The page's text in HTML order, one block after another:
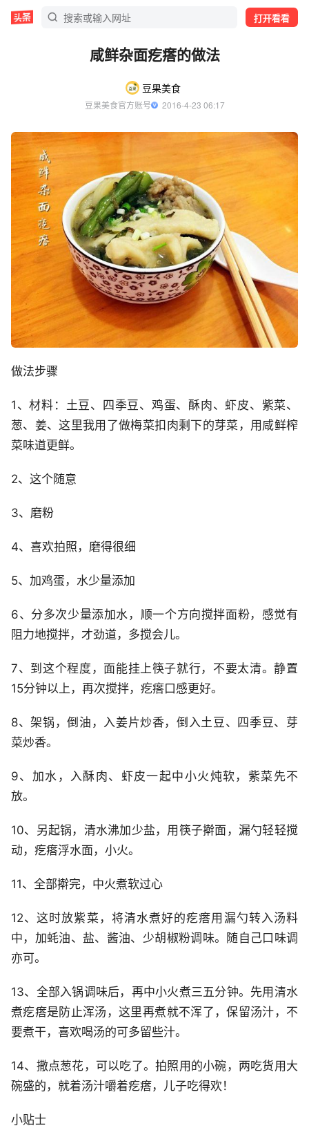
打开看看
咸鲜杂面疙瘩的做法
豆果美食
豆果美食官方账号
  2016-4-23 06:17
做法步骤
1、材料：土豆、四季豆、鸡蛋、酥肉、虾皮、紫菜、
葱、姜、这里我用了做梅菜扣肉剩下的芽菜，用咸鲜榨
菜味道更鲜。
2、这个随意
3、磨粉
4、喜欢拍照，磨得很细
5、加鸡蛋，水少量添加
6、分多次少量添加水，顺一个方向搅拌面粉，感觉有
阻力地搅拌，才劲道，多搅会儿。
7、到这个程度，面能挂上筷子就行，不要太清。静置
15分钟以上，再次搅拌，疙瘩口感更好。
8、架锅，倒油，入姜片炒香，倒入土豆、四季豆、芽
菜炒香。
9、加水，入酥肉、虾皮一起中小火炖软，紫菜先不
放。
10、另起锅，清水沸加少盐，用筷子擀面，漏勺轻轻搅
动，疙瘩浮水面，小火。
11、全部擀完，中火煮软过心
12、这时放紫菜，将清水煮好的疙瘩用漏勺转入汤料
中，加蚝油、盐、酱油、少胡椒粉调味。随自己口味调
亦可。
13、全部入锅调味后，再中小火煮三五分钟。先用清水
煮疙瘩是防止浑汤，这里再煮就不浑了，保留汤汁，不
要煮干，喜欢喝汤的可多留些汁。
14、撒点葱花，可以吃了。拍照用的小碗，两吃货用大
碗盛的，就着汤汁嚼着疙瘩，儿子吃得欢！
小贴士